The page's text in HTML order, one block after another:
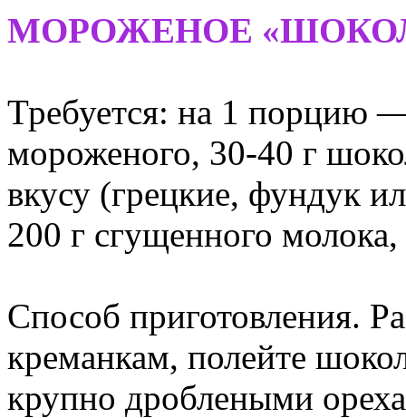
МОРОЖЕНОЕ
Требуется: на 1 порцию
мороженого, 30-40 г
вкусу (грецкие, фундук
200 г сгущенного
Способ приготовления.
креманкам, полейте
крупно дроблеными